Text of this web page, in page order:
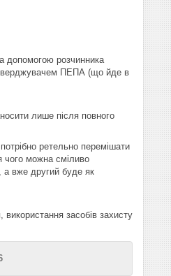
допомогою розчинника
ПЕПА (що йде в
лише після повного
ретельно перемішати
чого можна сміливо
а вже другий буде як
засобів захисту